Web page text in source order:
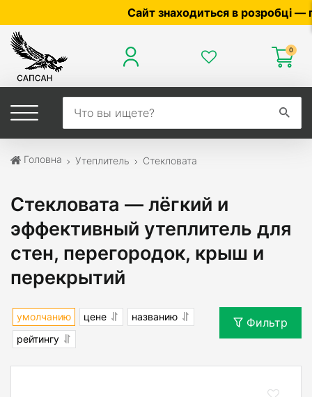
Сайт знаходиться в розробці — по
0
Головна Утеплитель Стекловата
Стекловата — лёгкий и
эффективный утеплитель для
стен, перегородок, крыш и
перекрытий
умолчанию цене
названию
рейтингу
Фильтр